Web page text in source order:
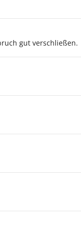
gut verschließen.